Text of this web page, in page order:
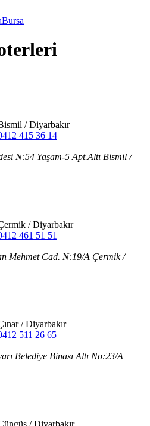
Bursa
/Diyarbakır
415 36 14
N:54 Yaşam-5 Apt.Altı Bismil /
/Diyarbakır
461 51 51
Mehmet Cad. N:19/A Çermik /
/Diyarbakır
511 26 65
Belediye Binası Altı No:23/A
/Diyarbakır